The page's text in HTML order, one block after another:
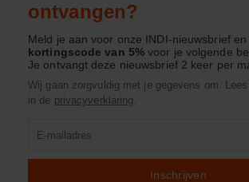
ontvangen?
Meld je aan voor onze INDI-nieuwsbrief
kortingscode van 5%voor je volgende
Je ontvangt deze nieuwsbrief 2 keer per
Wij gaan zorgvuldig met je gegevens om.
in de privacyverklaring.
Inschrijven